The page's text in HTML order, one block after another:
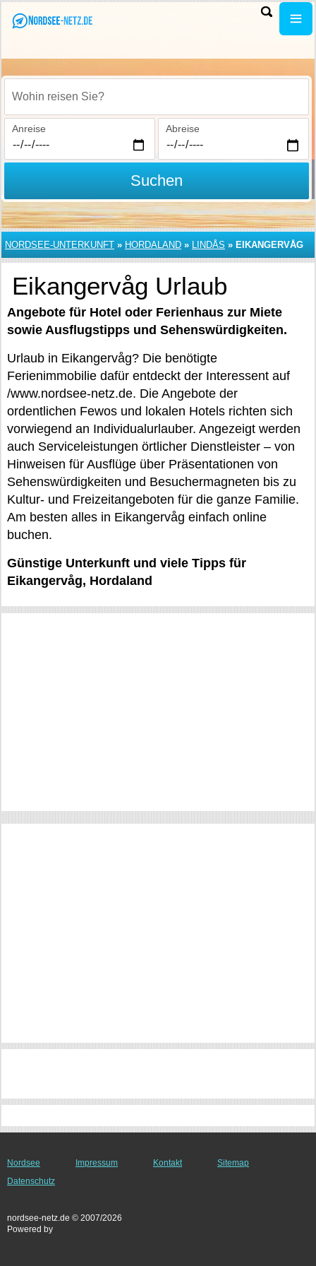
Wohin reisen Sie?
Anreise Abreise
Suchen
NORDSEE-UNTERKUNFT » HORDALAND » LINDÅS » EIKANGERVÅG
Eikangervåg Urlaub
Angebote für Hotel oder Ferienhaus zur Miete
sowie Ausflugstipps und Sehenswürdigkeiten.
Urlaub in Eikangervåg? Die benötigte
Ferienimmobilie dafür entdeckt der Interessent auf
/www.nordsee-netz.de. Die Angebote der
ordentlichen Fewos und lokalen Hotels richten sich
vorwiegend an Individualurlauber. Angezeigt werden
auch Serviceleistungen örtlicher Dienstleister – von
Hinweisen für Ausflüge über Präsentationen von
Sehenswürdigkeiten und Besuchermagneten bis zu
Kultur- und Freizeitangeboten für die ganze Familie.
Am besten alles in Eikangervåg einfach online
buchen.
Günstige Unterkunft und viele Tipps für
Eikangervåg, Hordaland
Nordsee Impressum Kontakt
Sitemap
Datenschutz
nordsee-netz.de © 2007/2026
Powered by